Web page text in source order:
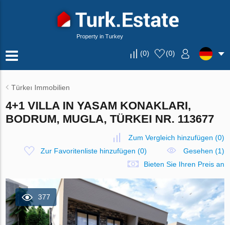
Property in Turkey
(0) (0)
Türkeı Immobilien
4+1 VILLA IN YASAM KONAKLARI,
BODRUM, MUGLA, TÜRKEI NR. 113677
Zum Vergleich hinzufügen (0)
Zur Favoritenliste hinzufügen (0)
Gesehen (1)
Bieten Sie Ihren Preis an
377